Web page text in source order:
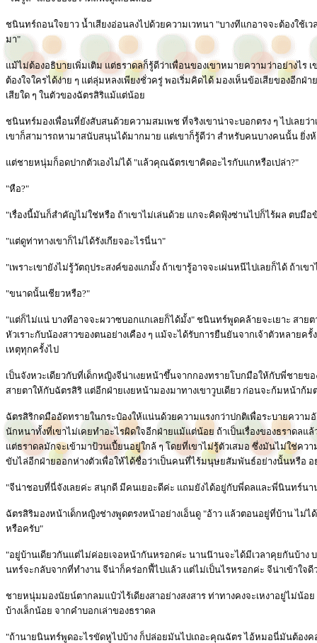
ชนินทร์ถอนใจยาว น้ำเสียงอ่อนลงไปด้วยความเวทนา "บางทีแกอาจจะต้องใช้
มา"
แม้ไม่ต้องอธิบายเพิ่มเติม แต่ธราดลก็รู้ดีว่าเพื่อนของเขาหมายความว่าอย่างไร
ต้องใจใครได้ง่าย ๆ แต่ลุ่มหลงเพียงชั่วครู่ พอเริ่มคิดได้ มองเห็นข้อเสียของอีกฝ่
เสียใด ๆ ในตัวของฉัตรสิริแม้แต่น้อย
ชนินทร์มองเพื่อนที่ยังสับสนด้วยความสมเพช ที่จริงเขาน่าจะบอกตรง ๆ ไปเลยว่
เขาก็สามารถหามาสนับสนุนได้มากมาย แต่เขาก็รู้ดีว่า สำหรับคนบางคนนั้น ยิ่ง
แต่ชายหนุ่มก็อดปากตัวเองไม่ได้ "แล้วคุณฉัตรเขาคิดอะไรกับแกหรือเปล่า?"
"หือ?"
"เรื่องนี้มันก็สำคัญไม่ใช่หรือ ถ้าเขาไม่เล่นด้วย แกจะคิดฟุ้งซ่านไปก็ไร้ผล ตบมือ
"แต่ดูท่าทางเขาก็ไม่ได้รังเกียจอะไรนี่นา"
"เพราะเขายังไม่รู้วัตถุประสงค์ของแกมั้ง ถ้าเขารู้อาจจะเผ่นหนีไปเลยก็ได้ ถ้าเ
"ขนาดนั้นเชียวหรือ?"
"แต่ก็ไม่แน่ บางทีอาจจะผวาซบอกแกเลยก็ได้มั้ง" ชนินทร์พูดคล้ายจะเยาะ สาย
หัวเราะกับน้องสาวของตนอย่างเคือง ๆ แม้จะได้รับการยืนยันจากเจ้าตัวหลายค
เหตุทุกครั้งไป
เป็นจังหวะเดียวกับที่เด็กหญิงจีน่าเงยหน้าขึ้นจากกองทรายโบกมือให้กับพี่ชาย
สายตาให้กับฉัตรสิริ แต่อีกฝ่ายเงยหน้ามองมาทางเขาวูบเดียว ก่อนจะก้มหน้าก้ม
ฉัตรสิริกดมืออัดทรายในกระป๋องให้แน่นด้วยความแรงกว่าปกติเพื่อระบายความ
นักหนาทั้งที่เขาไม่เคยทำอะไรผิดใจอีกฝ่ายแม้แต่น้อย ถ้าเป็นเรื่องของธราดลแล้
แต่ธราดลมักจะเข้ามาป้วนเปี้ยนอยู่ใกล้ ๆ โดยที่เขาไม่รู้ตัวเสมอ ซึ่งมันไม่ใช่คว
ขับไล่อีกฝ่ายออกห่างตัวเพื่อให้ได้ชื่อว่าเป็นคนที่ไร้มนุษยสัมพันธ์อย่างนั้นหรือ อ
"จีน่าชอบที่นี่จังเลยค่ะ สนุกดี มีคนเยอะดีค่ะ แถมยังได้อยู่กับพี่ดลและพี่นินทร์นา
ฉัตรสิริมองหน้าเด็กหญิงช่างพูดตรงหน้าอย่างเอ็นดู "อ้าว แล้วตอนอยู่ที่บ้าน ไ
หรือครับ"
"อยู่บ้านเดียวกันแต่ไม่ค่อยเจอหน้ากันหรอกค่ะ นานน๊านจะได้มีเวลาคุยกันบ้าง
นทร์จะกลับจากที่ทำงาน จีน่าก็คร่อกฟี้ไปแล้ว แต่ไม่เป็นไรหรอกค่ะ จีน่าเข้าใจ
ชายหนุ่มมองนัยน์ตากลมแป๋วไร้เดียงสาอย่างสงสาร ท่าทางคงจะเหงาอยู่ไม่น้อ
บ้างเล็กน้อย จากคำบอกเล่าของธราดล
"ถ้านายนินทร์พูดอะไรขัดหูไปบ้าง ก็ปล่อยมันไปเถอะคุณฉัตร ไอ้หมอนี่มันต้องค